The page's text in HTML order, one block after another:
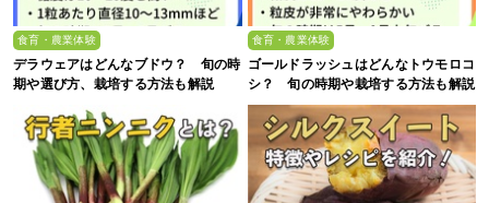
食育・農業体験
デラウェアはどんなブドウ？ 旬の時
期や選び方、栽培する方法も解説
食育・農業体験
ゴールドラッシュはどんなトウモロコ
シ？ 旬の時期や栽培する方法も解説